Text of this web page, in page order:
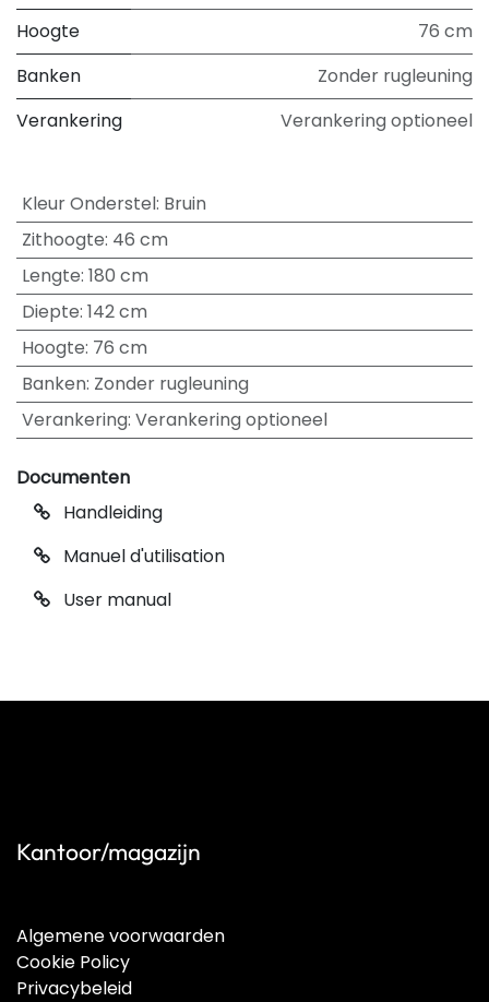
Hoogte
76 cm
Banken
Zonder rugleuning
Verankering
Verankering optioneel
Kleur Onderstel: Bruin
Zithoogte: 46 cm
Lengte: 180 cm
Diepte: 142 cm
Hoogte: 76 cm
Banken: Zonder rugleuning
Verankering: Verankering optioneel
Documenten
Handleiding
Manuel d'utilisation
User manual
Kantoor/magazijn
Algemene voorwaarden
Cookie Policy
Privacybeleid